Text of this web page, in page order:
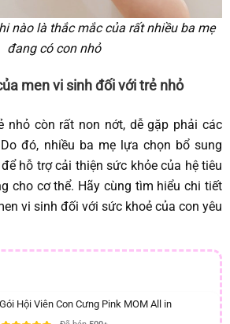
nào là thắc mắc của rất nhiều ba mẹ
đang có con nhỏ
men vi sinh đối với trẻ nhỏ
nhỏ còn rất non nớt, dễ gặp phải các
đó, nhiều ba mẹ lựa chọn bổ sung
hỗ trợ cải thiện sức khỏe của hệ tiêu
cho cơ thể. Hãy cùng tìm hiểu chi tiết
vi sinh đối với sức khoẻ của con yêu
Gói Hội Viên Con Cưng Pink MOM All in